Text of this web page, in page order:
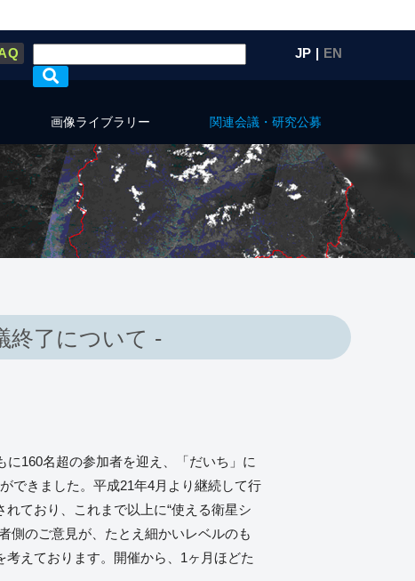
JP | EN
画像ライブラリー 関連会議・研究公募
終了について -
160名超の参加者を迎え、「だいち」に
できました。平成21年4月より継続して行
ており、これまで以上に“使える衛星シ
側のご意見が、たとえ細かいレベルのも
えております。開催から、1ヶ月ほどた